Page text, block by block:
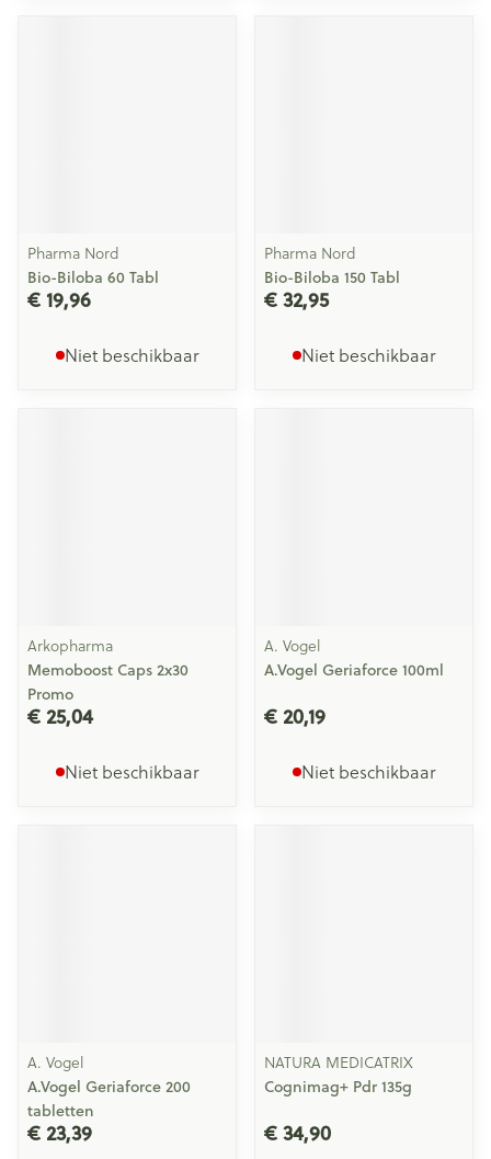
Pharma Nord
Bio-Biloba 60 Tabl
€ 19,96
Niet beschikbaar
Pharma Nord
Bio-Biloba 150 Tabl
€ 32,95
Niet beschikbaar
Arkopharma
Memoboost Caps 2x30
Promo
€ 25,04
Niet beschikbaar
A. Vogel
A.Vogel Geriaforce 100ml
€ 20,19
Niet beschikbaar
A. Vogel
A.Vogel Geriaforce 200
tabletten
€ 23,39
NATURA MEDICATRIX
Cognimag+ Pdr 135g
€ 34,90